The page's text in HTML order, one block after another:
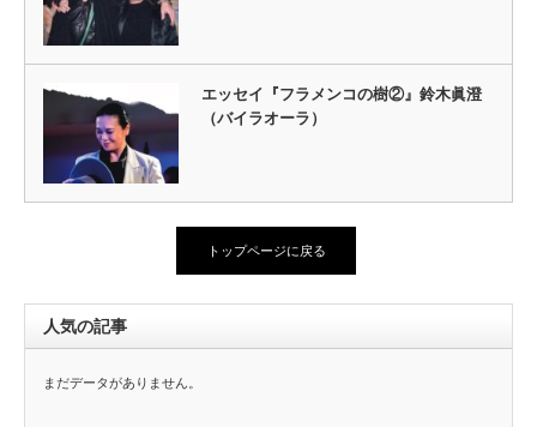
エッセイ『フラメンコの樹②』鈴木眞澄
（バイラオーラ）
トップページに戻る
人気の記事
まだデータがありません。